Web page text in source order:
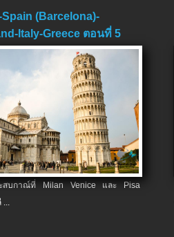
(Barcelona)-
Italy-Greece ตอนที่ 5
ะสบกาณ์ที่ Milan Venice และ Pisa
...